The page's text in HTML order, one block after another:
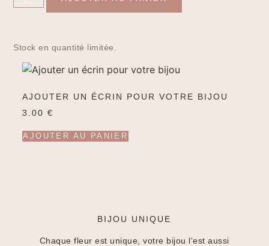
Stock en quantité limitée.
AJOUTER UN ÉCRIN POUR VOTRE BIJOU
3.00€
AJOUTER AU PANIER
BIJOU UNIQUE
Chaque fleur est unique, votre bijou l'est aussi